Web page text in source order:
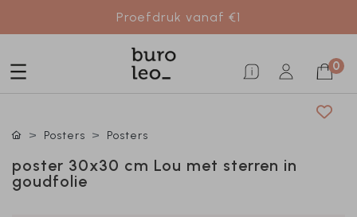
Proefdruk vanaf €1
0
Posters Posters
poster 30x30 cm Lou met sterren in
goudfolie